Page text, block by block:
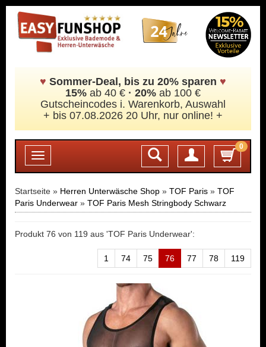
♥ Sommer-Deal, bis zu 20% sparen ♥
15% ab 40 € · 20% ab 100 €
Gutscheincodes i. Warenkorb, Auswahl
+ bis 07.08.2026 20 Uhr, nur online! +
Toggle
navigation
0
Login
Startseite » Herren Unterwäsche Shop » TOF Paris » TOF
Paris Underwear » TOF Paris Mesh Stringbody Schwarz
Produkt 76 von 119 aus 'TOF Paris Underwear':
1 74 75 76 77 78 119